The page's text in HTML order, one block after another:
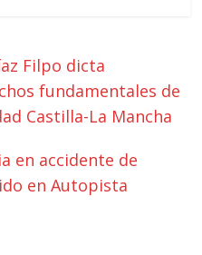
Filpo dicta
fundamentales de
Castilla-La Mancha
en accidente de
en Autopista